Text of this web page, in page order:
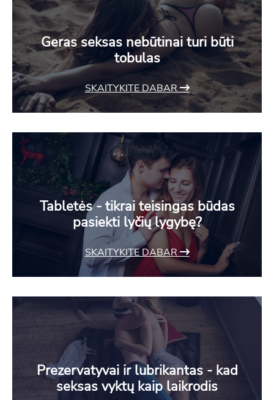
Geras seksas nebūtinai turi būti
tobulas
SKAITYKITE DABAR
Tabletės - tikrai teisingas būdas
pasiekti lyčių lygybę?
SKAITYKITE DABAR
Prezervatyvai ir lubrikantas - kad
seksas vyktų kaip laikrodis